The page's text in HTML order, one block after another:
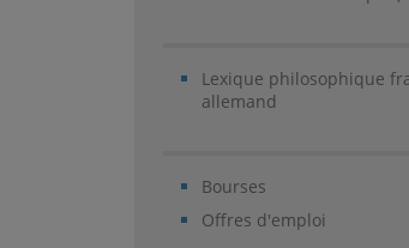
Lexique philosophique
allemand
Bourses
Offres d'emploi